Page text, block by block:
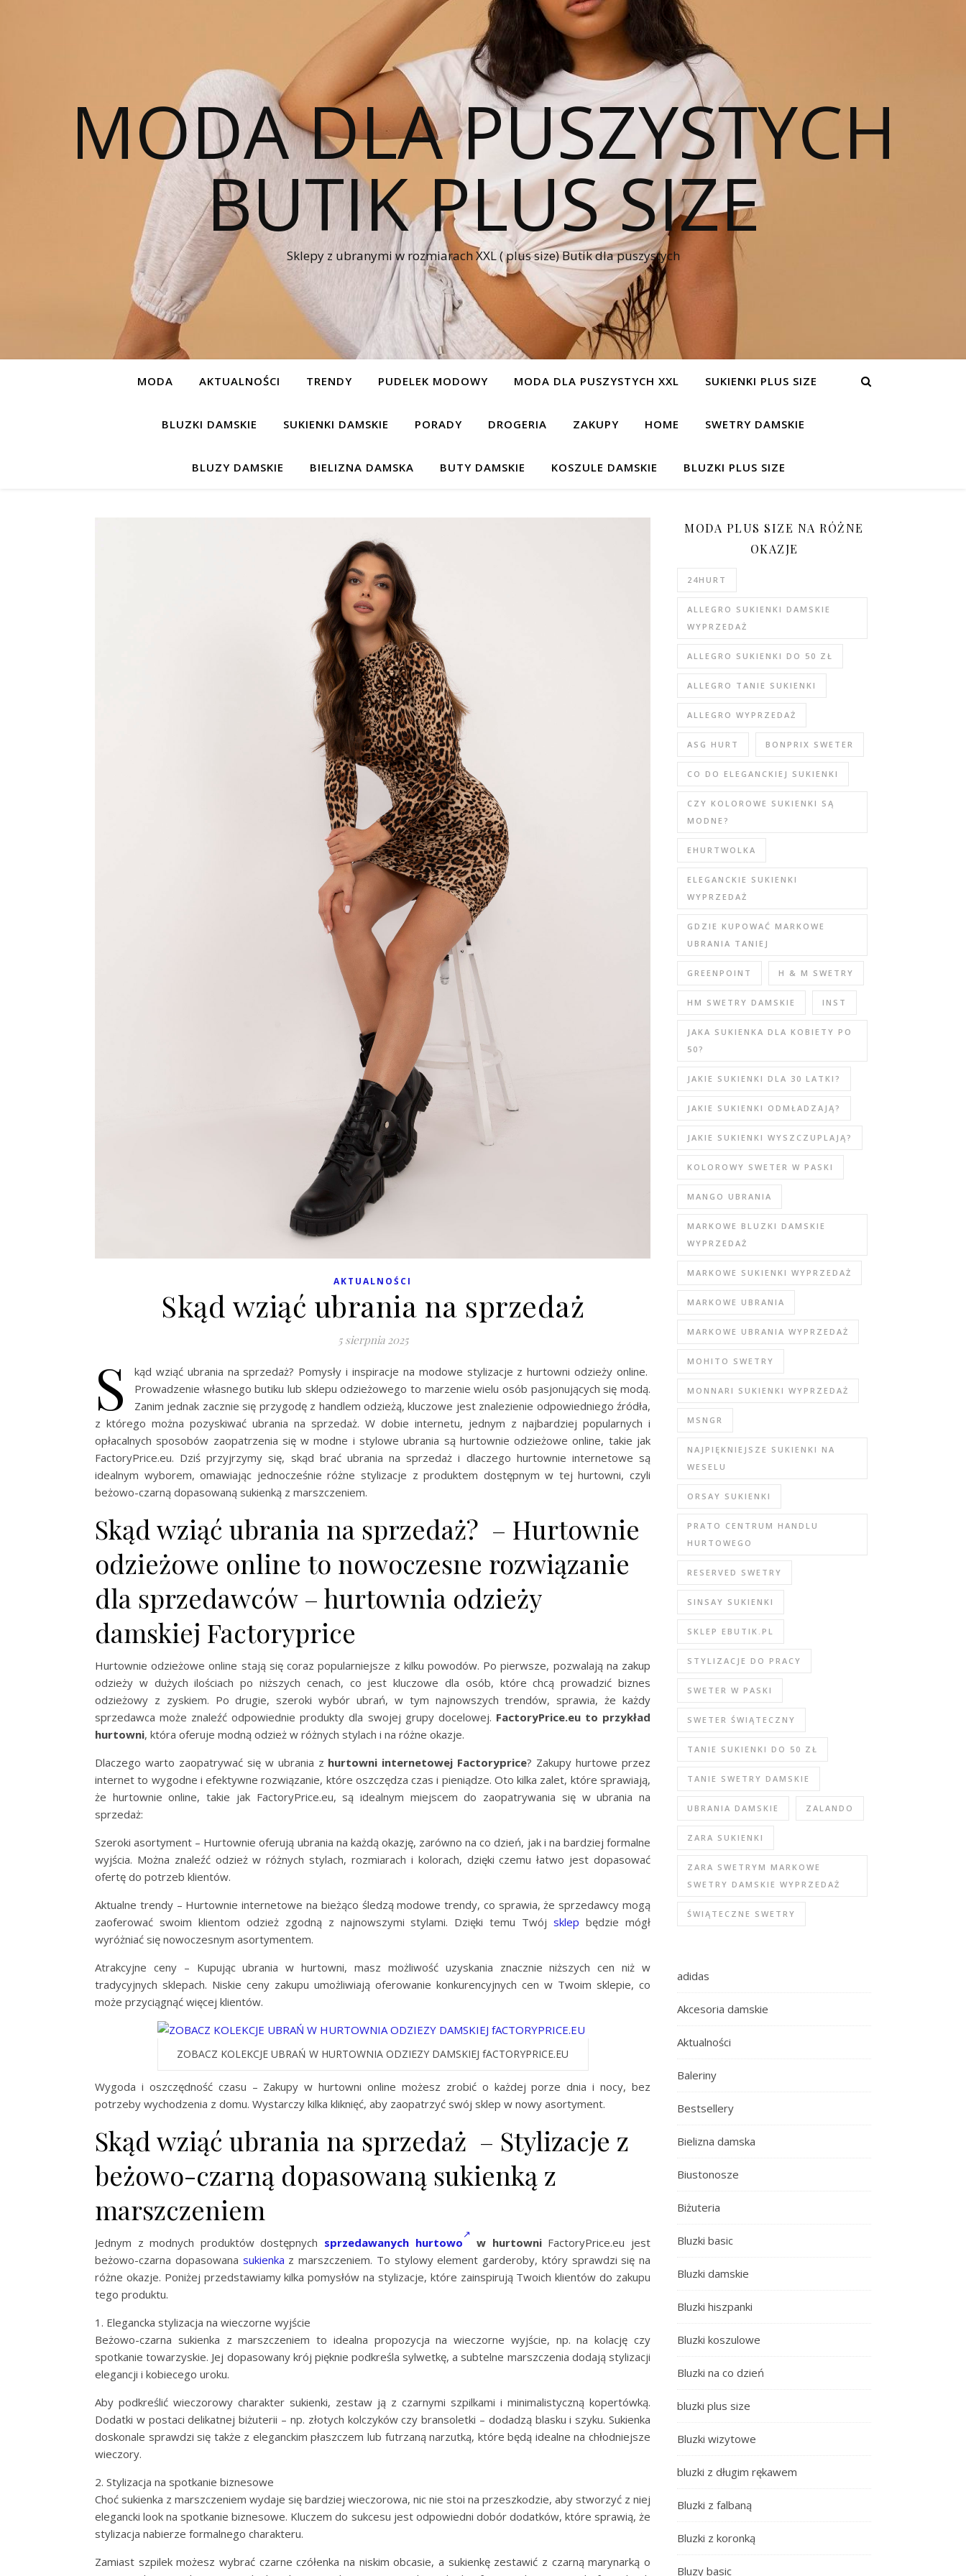
MODA DLA PUSZYSTYCH
BUTIK PLUS SIZE
Sklepy z ubranymi w rozmiarach XXL ( plus size) Butik dla puszystych
MODA AKTUALNOŚCI TRENDY PUDELEK MODOWY MODA DLA PUSZYSTYCH XXL SUKIENKI PLUS SIZE
BLUZKI DAMSKIE SUKIENKI DAMSKIE PORADY DROGERIA ZAKUPY HOME SWETRY DAMSKIE
BLUZY DAMSKIE BIELIZNA DAMSKA BUTY DAMSKIE KOSZULE DAMSKIE BLUZKI PLUS SIZE
AKTUALNOŚCI
Skąd wziąć ubrania na sprzedaż
5 sierpnia 2025
S
kąd wziąć ubrania na sprzedaż? Pomysły i inspiracje na modowe stylizacje z hurtowni odzieży online.
Prowadzenie własnego butiku lub sklepu odzieżowego to marzenie wielu osób pasjonujących się modą.
Zanim jednak zacznie się przygodę z handlem odzieżą, kluczowe jest znalezienie odpowiedniego źródła,
z którego można pozyskiwać ubrania na sprzedaż. W dobie internetu, jednym z najbardziej popularnych i
opłacalnych sposobów zaopatrzenia się w modne i stylowe ubrania są hurtownie odzieżowe online, takie jak
FactoryPrice.eu. Dziś przyjrzymy się, skąd brać ubrania na sprzedaż i dlaczego hurtownie internetowe są
idealnym wyborem, omawiając jednocześnie różne stylizacje z produktem dostępnym w tej hurtowni, czyli
beżowo-czarną dopasowaną sukienką z marszczeniem.
Skąd wziąć ubrania na sprzedaż? – Hurtownie
odzieżowe online to nowoczesne rozwiązanie
dla sprzedawców – hurtownia odzieży
damskiej Factoryprice
Hurtownie odzieżowe online stają się coraz popularniejsze z kilku powodów. Po pierwsze, pozwalają na zakup
odzieży w dużych ilościach po niższych cenach, co jest kluczowe dla osób, które chcą prowadzić biznes
odzieżowy z zyskiem. Po drugie, szeroki wybór ubrań, w tym najnowszych trendów, sprawia, że każdy
sprzedawca może znaleźć odpowiednie produkty dla swojej grupy docelowej. FactoryPrice.eu to przykład
hurtowni, która oferuje modną odzież w różnych stylach i na różne okazje.
Dlaczego warto zaopatrywać się w ubrania z hurtowni internetowej Factoryprice? Zakupy hurtowe przez
internet to wygodne i efektywne rozwiązanie, które oszczędza czas i pieniądze. Oto kilka zalet, które sprawiają,
że hurtownie online, takie jak FactoryPrice.eu, są idealnym miejscem do zaopatrywania się w ubrania na
sprzedaż:
Szeroki asortyment – Hurtownie oferują ubrania na każdą okazję, zarówno na co dzień, jak i na bardziej formalne
wyjścia. Można znaleźć odzież w różnych stylach, rozmiarach i kolorach, dzięki czemu łatwo jest dopasować
ofertę do potrzeb klientów.
Aktualne trendy – Hurtownie internetowe na bieżąco śledzą modowe trendy, co sprawia, że sprzedawcy mogą
zaoferować swoim klientom odzież zgodną z najnowszymi stylami. Dzięki temu Twójsklep będzie mógł
wyróżniać się nowoczesnym asortymentem.
Atrakcyjne ceny – Kupując ubrania w hurtowni, masz możliwość uzyskania znacznie niższych cen niż w
tradycyjnych sklepach. Niskie ceny zakupu umożliwiają oferowanie konkurencyjnych cen w Twoim sklepie, co
może przyciągnąć więcej klientów.
ZOBACZ KOLEKCJE UBRAŃ W HURTOWNIA ODZIEZY DAMSKIEJ fACTORYPRICE.EU
Wygoda i oszczędność czasu – Zakupy w hurtowni online możesz zrobić o każdej porze dnia i nocy, bez
potrzeby wychodzenia z domu. Wystarczy kilka kliknięć, aby zaopatrzyć swój sklep w nowy asortyment.
Skąd wziąć ubrania na sprzedaż – Stylizacje z
beżowo-czarną dopasowaną sukienką z
marszczeniem
Jednym z modnych produktów dostępnych sprzedawanych hurtowo w hurtowniFactoryPrice.eu jest
beżowo-czarna dopasowana sukienka z marszczeniem. To stylowy element garderoby, który sprawdzi się na
różne okazje. Poniżej przedstawiamy kilka pomysłów na stylizacje, które zainspirują Twoich klientów do zakupu
tego produktu.
1. Elegancka stylizacja na wieczorne wyjście
Beżowo-czarna sukienka z marszczeniem to idealna propozycja na wieczorne wyjście, np. na kolację czy
spotkanie towarzyskie. Jej dopasowany krój pięknie podkreśla sylwetkę, a subtelne marszczenia dodają stylizacji
elegancji i kobiecego uroku.
Aby podkreślić wieczorowy charakter sukienki, zestaw ją z czarnymi szpilkami i minimalistyczną kopertówką.
Dodatki w postaci delikatnej biżuterii – np. złotych kolczyków czy bransoletki – dodadzą blasku i szyku. Sukienka
doskonale sprawdzi się także z eleganckim płaszczem lub futrzaną narzutką, które będą idealne na chłodniejsze
wieczory.
2. Stylizacja na spotkanie biznesowe
Choć sukienka z marszczeniem wydaje się bardziej wieczorowa, nic nie stoi na przeszkodzie, aby stworzyć z niej
elegancki look na spotkanie biznesowe. Kluczem do sukcesu jest odpowiedni dobór dodatków, które sprawią, że
stylizacja nabierze formalnego charakteru.
Zamiast szpilek możesz wybrać czarne czółenka na niskim obcasie, a sukienkę zestawić z czarną marynarką o
MODA PLUS SIZE NA RÓŻNE
OKAZJE
24HURT
ALLEGRO SUKIENKI DAMSKIE
WYPRZEDAŻ
ALLEGRO SUKIENKI DO 50 ZŁ
ALLEGRO TANIE SUKIENKI
ALLEGRO WYPRZEDAŻ
ASG HURT BONPRIX SWETER
CO DO ELEGANCKIEJ SUKIENKI
CZY KOLOROWE SUKIENKI SĄ
MODNE?
EHURTWOLKA
ELEGANCKIE SUKIENKI
WYPRZEDAŻ
GDZIE KUPOWAĆ MARKOWE
UBRANIA TANIEJ
GREENPOINT H & M SWETRY
HM SWETRY DAMSKIE INST
JAKA SUKIENKA DLA KOBIETY PO
50?
JAKIE SUKIENKI DLA 30 LATKI?
JAKIE SUKIENKI ODMŁADZAJĄ?
JAKIE SUKIENKI WYSZCZUPLAJĄ?
KOLOROWY SWETER W PASKI
MANGO UBRANIA
MARKOWE BLUZKI DAMSKIE
WYPRZEDAŻ
MARKOWE SUKIENKI WYPRZEDAŻ
MARKOWE UBRANIA
MARKOWE UBRANIA WYPRZEDAŻ
MOHITO SWETRY
MONNARI SUKIENKI WYPRZEDAŻ
MSNGR
NAJPIĘKNIEJSZE SUKIENKI NA
WESELU
ORSAY SUKIENKI
PRATO CENTRUM HANDLU
HURTOWEGO
RESERVED SWETRY
SINSAY SUKIENKI
SKLEP EBUTIK.PL
STYLIZACJE DO PRACY
SWETER W PASKI
SWETER ŚWIĄTECZNY
TANIE SUKIENKI DO 50 ZŁ
TANIE SWETRY DAMSKIE
UBRANIA DAMSKIE ZALANDO
ZARA SUKIENKI
ZARA SWETRYM MARKOWE
SWETRY DAMSKIE WYPRZEDAŻ
ŚWIĄTECZNE SWETRY
adidas
Akcesoria damskie
Aktualności
Baleriny
Bestsellery
Bielizna damska
Biustonosze
Biżuteria
Bluzki basic
Bluzki damskie
Bluzki hiszpanki
Bluzki koszulowe
Bluzki na co dzień
bluzki plus size
Bluzki wizytowe
bluzki z długim rękawem
Bluzki z falbaną
Bluzki z koronką
Bluzy basic